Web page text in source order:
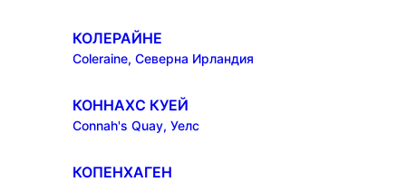
КОЛЕРАЙНЕ
Coleraine, Северна Ирландия
КОННАХС КУЕЙ
Connah's Quay, Уелс
КОПЕНХАГЕН